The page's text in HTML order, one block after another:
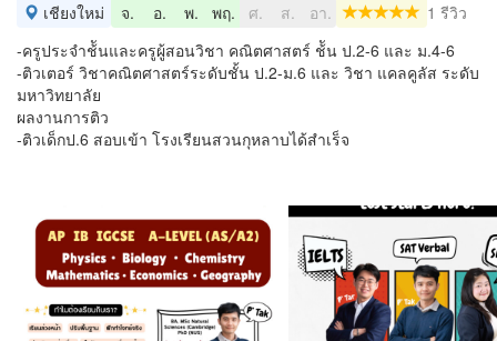
เชียงใหม่ จ. อ. พ. พฤ. ศ. ส. อา.
1 รีวิว
-ครูประจำช้ันและครูผู้สอนวิชา คณิตศาสตร์ ช้ัน ป.2-6 และ ม.4-6
-ติวเตอร์ วิชาคณิตศาสตร์ระดับชั้น ป.2-ม.6 และ วิชา แคลคูลัส ระดับ
มหาวิทยาลัย
ผลงานการติว
-ติวเด็กป.6 สอบเข้า โรงเรียนสวนกุหลาบได้สำเร็จ